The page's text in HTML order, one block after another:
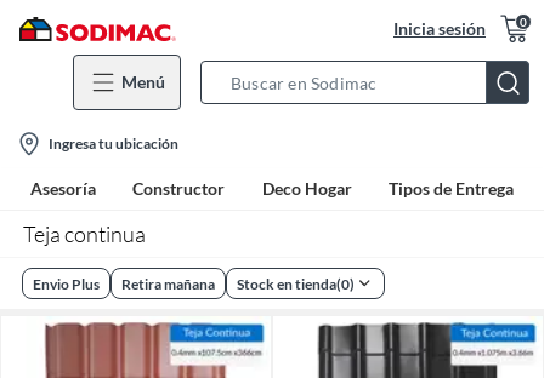
Inicia sesión 0
Menú
Bar
location-
icon
Ingresa tu ubicación
Asesoría Constructor Deco Hogar Tipos de Entrega
Teja continua
Envio Plus Retira mañana Stock en tienda(0)